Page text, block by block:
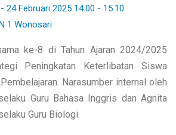
24 Februari 2025 14.00 - 15.10
1 Wonosari
ke-8 di Tahun Ajaran 2024/2025
Peningkatan Keterlibatan Siswa
Narasumber internal oleh
Guru Bahasa Inggris dan Agnita
Guru Biologi.